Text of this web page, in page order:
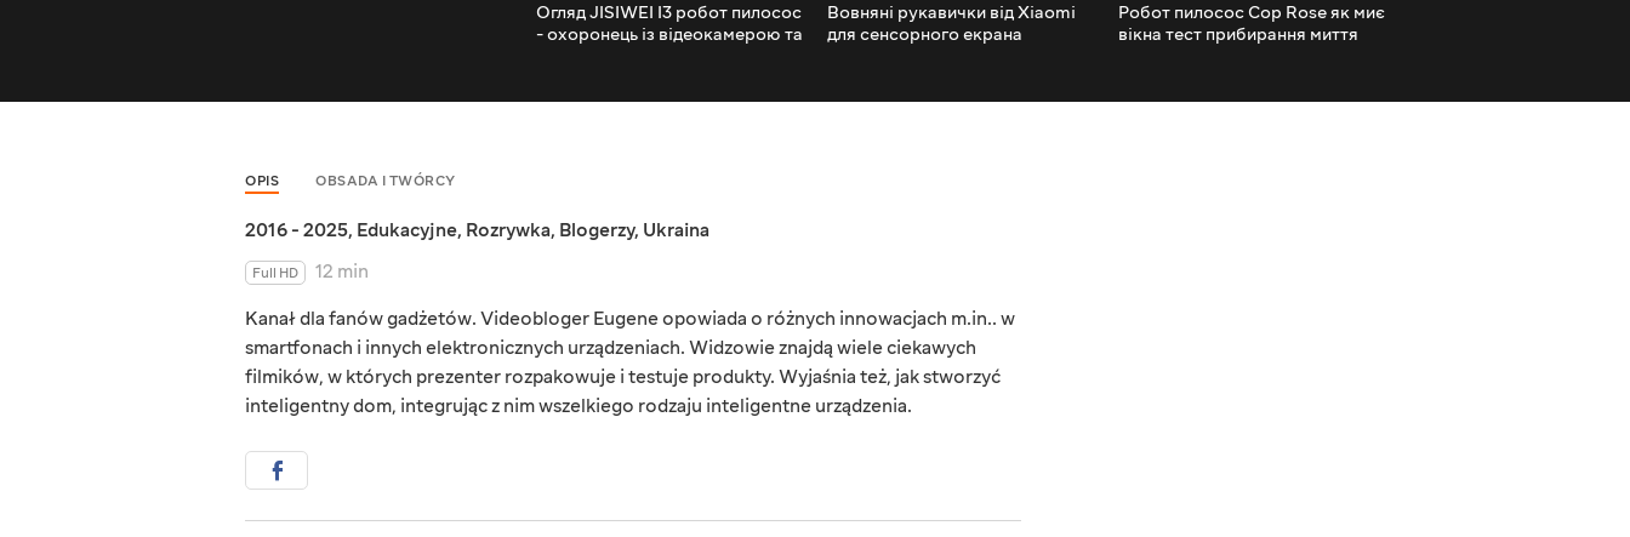
Огляд JISIWEI I3 робот пилосос
- охоронець із відеокамерою та
Вовняні рукавички від Xiaomi
для сенсорного екрана
Робот пилосос Cop Rose як миє
вікна тест прибирання миття
OPIS OBSADA I TWÓRCY
2016 - 2025, Edukacyjne, Rozrywka, Blogerzy, Ukraina
Full HD
12 min
Kanał dla fanów gadżetów. Videobloger Eugene opowiada o różnych innowacjach m.in.. w
smartfonach i innych elektronicznych urządzeniach. Widzowie znajdą wiele ciekawych
filmików, w których prezenter rozpakowuje i testuje produkty. Wyjaśnia też, jak stworzyć
inteligentny dom, integrując z nim wszelkiego rodzaju inteligentne urządzenia.